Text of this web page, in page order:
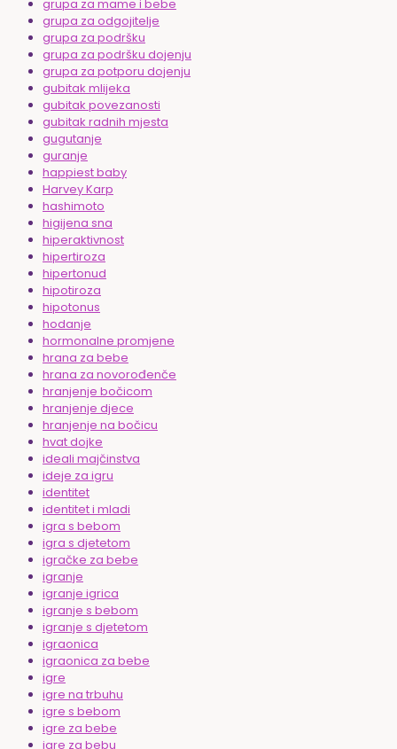
grupa za mame i bebe
grupa za odgojitelje
grupa za podršku
grupa za podršku dojenju
grupa za potporu dojenju
gubitak mlijeka
gubitak povezanosti
gubitak radnih mjesta
gugutanje
guranje
happiest baby
Harvey Karp
hashimoto
higijena sna
hiperaktivnost
hipertiroza
hipertonud
hipotiroza
hipotonus
hodanje
hormonalne promjene
hrana za bebe
hrana za novorođenče
hranjenje bočicom
hranjenje djece
hranjenje na bočicu
hvat dojke
ideali majčinstva
ideje za igru
identitet
identitet i mladi
igra s bebom
igra s djetetom
igračke za bebe
igranje
igranje igrica
igranje s bebom
igranje s djetetom
igraonica
igraonica za bebe
igre
igre na trbuhu
igre s bebom
igre za bebe
igre za bebu